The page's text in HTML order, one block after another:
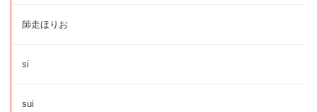
師走ほりお
si
sui